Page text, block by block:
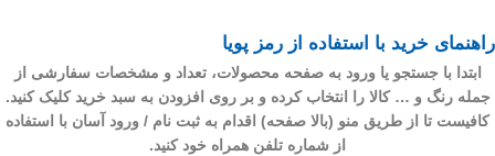
راهنمای خرید با استفاده از رمز پویا
ابتدا با جستجو یا ورود به صفحه محصولات، تعداد و مشخصات سفارشی از
جمله رنگ و … کالا را انتخاب کرده و بر روی افزودن به سبد خرید کلیک کنید.
کافیست تا از طریق منو (بالا صفحه) اقدام به ثبت نام / ورود آسان با استفاده
از شماره تلفن همراه خود کنید.